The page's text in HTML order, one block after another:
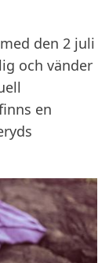
den 2 juli
och vänder
en